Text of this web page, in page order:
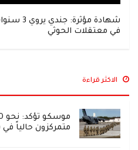
شهادة
في معتقلات الحوثي
الاكثر قراءة
متمركزون حالياً في